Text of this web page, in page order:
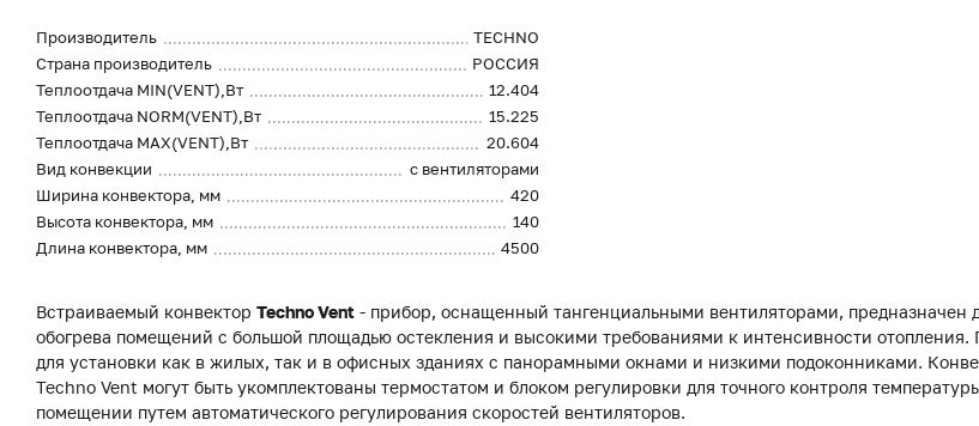
Производитель
TECHNO
Страна производитель
РОССИЯ
Теплоотдача MIN(VENT),Вт
12.404
Теплоотдача NORM(VENT),Вт
15.225
Теплоотдача MAX(VENT),Вт
20.604
Вид конвекции
с вентиляторами
Ширина конвектора, мм
420
Высота конвектора, мм
140
Длина конвектора, мм
4500
Встраиваемый конвектор Techno Vent - прибор, оснащенный тангенциальными вентиляторами, предназначен
обогрева помещений с большой площадью остекления и высокими требованиями к интенсивности отопления.
для установки как в жилых, так и в офисных зданиях с панорамными окнами и низкими подоконниками.
Techno Vent могут быть укомплектованы термостатом и блоком регулировки для точного контроля
помещении путем автоматического регулирования скоростей вентиляторов.